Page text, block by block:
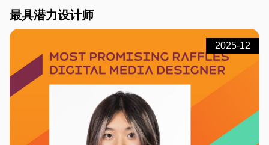
最具潜力设计师
2025-12